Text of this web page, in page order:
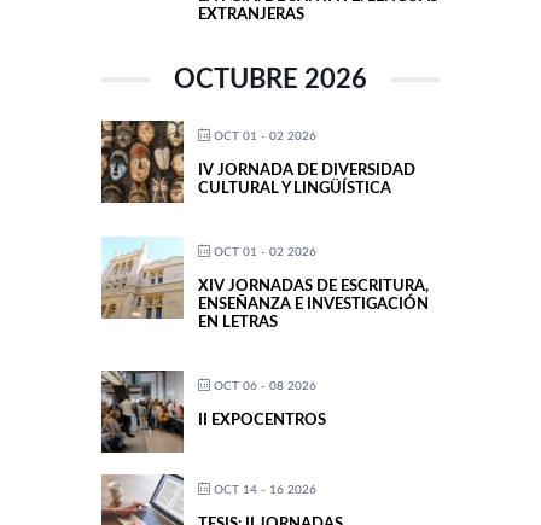
EXTRANJERAS
OCTUBRE 2026
OCT 01 - 02 2026
IV JORNADA DE DIVERSIDAD
CULTURAL Y LINGÜÍSTICA
OCT 01 - 02 2026
XIV JORNADAS DE ESCRITURA,
ENSEÑANZA E INVESTIGACIÓN
EN LETRAS
OCT 06 - 08 2026
II EXPOCENTROS
OCT 14 - 16 2026